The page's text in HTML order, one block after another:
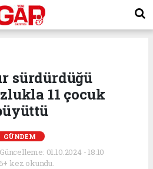
sürdürdüğü
11 çocuk
GÜNDEM
01.10.2024 - 18:10
kez okundu.